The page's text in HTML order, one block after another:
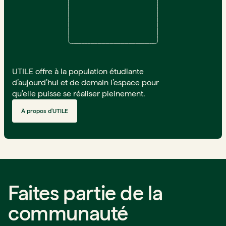
UTILE offre à la population étudiante
d’aujourd’hui et de demain l’espace pour
qu’elle puisse se réaliser pleinement.
À propos d'UTILE
Faites partie de la
communauté